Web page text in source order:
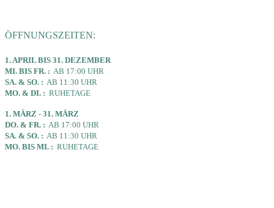
ÖFFNUNGSZEITEN:
1. APRIL BIS 31. DEZEMBER
MI. BIS FR. : AB 17:00 UHR
SA. & SO. : AB 11:30 UHR
MO. & DI. : RUHETAGE
1. MÄRZ - 31. MÄRZ
DO. & FR. : AB 17:00 UHR
SA. & SO. : AB 11:30 UHR
MO. BIS MI. : RUHETAGE